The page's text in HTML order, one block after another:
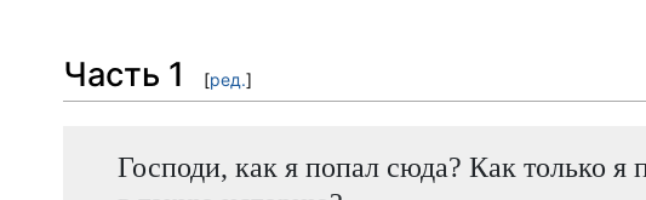
Часть 1 [ред.]
Господи, как я попал сюда? Как только я